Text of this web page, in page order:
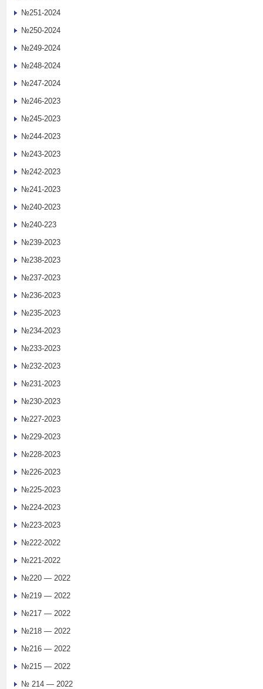
№251-2024
№250-2024
№249-2024
№248-2024
№247-2024
№246-2023
№245-2023
№244-2023
№243-2023
№242-2023
№241-2023
№240-2023
№240-223
№239-2023
№238-2023
№237-2023
№236-2023
№235-2023
№234-2023
№233-2023
№232-2023
№231-2023
№230-2023
№227-2023
№229-2023
№228-2023
№226-2023
№225-2023
№224-2023
№223-2023
№222-2022
№221-2022
№220 — 2022
№219 — 2022
№217 — 2022
№218 — 2022
№216 — 2022
№215 — 2022
№ 214 — 2022